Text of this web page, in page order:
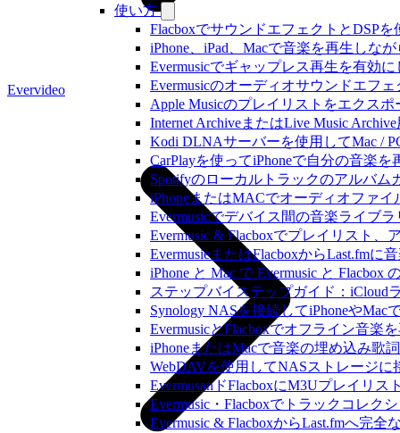
使い方
FlacboxでサウンドエフェクトとDSPを
iPhone、iPad、Macで音楽を再生しな
Evermusicでギャップレス再生を有効
Evermusicのオーディオサウンドエフ
Apple Musicのプレイリストをエクス
Internet ArchiveまたはLive Music
Kodi DLNAサーバーを使用してMac /
CarPlayを使ってiPhoneで自分の音楽を
Spotifyのローカルトラックのアルバ
iPhoneまたはMACでオーディオファ
Evermusicでデバイス間の音楽ライブ
Evermusic & Flacboxでプレイリスト
EvermusieまたはFlacboxからLast.fmに
iPhone と Mac で Evermusic と
ステップバイステップガイド：iCloud
Synology NASを接続してiPhoneやMac
EvermusicとFlacboxでオフライン音楽
iPhoneまたはMacで音楽の埋め込み歌
WebDAVを使用してNASストレージに
EvermusanドFlacboxにM3Uプレイリ
Evermusic・Flacboxでトラックコレク
Evermusic & FlacboxからLast.fmへ完
Evervideo